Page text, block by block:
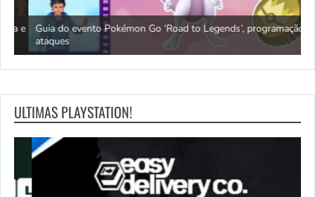
Guia do evento Pokémon Go ‘Road to Legends’, programação de
ataques
ULTIMAS PLAYSTATION!